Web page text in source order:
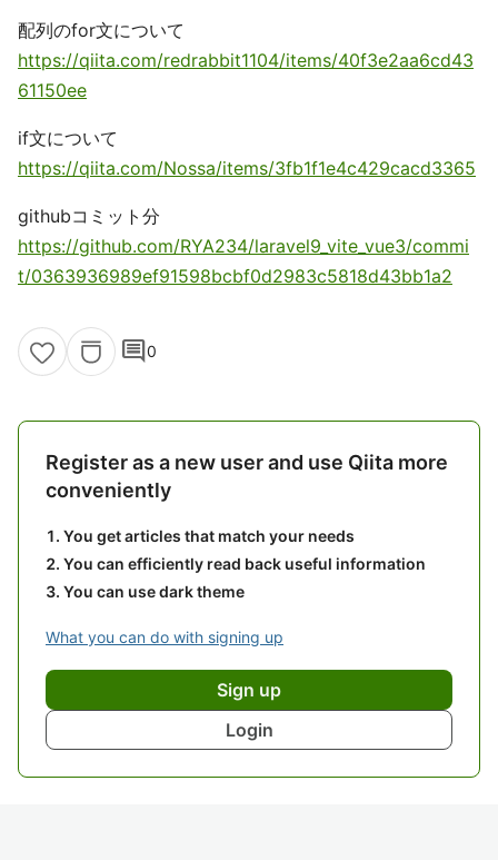
配列のfor文について
https://qiita.com/redrabbit1104/items/40f3e2aa6cd43
61150ee
if文について
https://qiita.com/Nossa/items/3fb1f1e4c429cacd3365
githubコミット分
https://github.com/RYA234/laravel9_vite_vue3/commi
t/0363936989ef91598bcbf0d2983c5818d43bb1a2
comment0
Register as a new user and use Qiita more
conveniently
You get articles that match your needs
You can efficiently read back useful information
You can use dark theme
What you can do with signing up
Sign up
Login